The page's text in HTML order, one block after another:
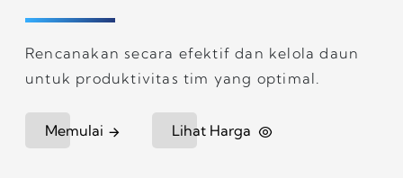
Rencanakan secara efektif dan kelola daun
untuk produktivitas tim yang optimal.
Memulai Lihat Harga